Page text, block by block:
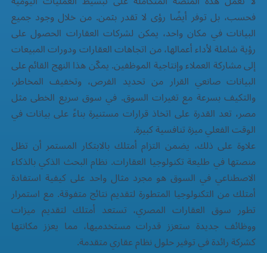
فحسب، بل توفر أيضًا رؤى لا تقدر بثمن. من خلال وجود جميع
البيانات في مكان واحد، يمكن لشركات العقارات الحصول على
رؤية شاملة لأداء أعمالها، من اتجاهات العقارات ودورات المبيعات
إلى مشاركة العملاء وإنتاجية الموظفين. يمكّن هذا النهج القائم على
البيانات صانعي القرار من تحديد الفرص، وتخفيف المخاطر،
والتكيف بسرعة مع تغيرات السوق. في سوق سريع الخطى مثل
مصر، تعد القدرة على اتخاذ قرارات مستنيرة بناءً على بيانات في
الوقت الفعلي ميزة تنافسية كبيرة.
علاوة على ذلك، يضمن التزام أمتلك بالابتكار المستمر أن تظل
منصتها في طليعة تكنولوجيا العقارات. نظام البحث الذكي بالذكاء
الاصطناعي في السوق هو مجرد مثال واحد على كيفية استفادة
أمتلك من التكنولوجيا المتطورة لتقديم نتائج متفوقة. مع استمرار
تطور سوق العقارات المصري، تستعد أمتلك لتقديم ميزات
ووظائف جديدة ستعزز قدرات مستخدميها، مما يعزز مكانتها
كشركة رائدة في توفير حلولنظام عقاريمتقدمة.